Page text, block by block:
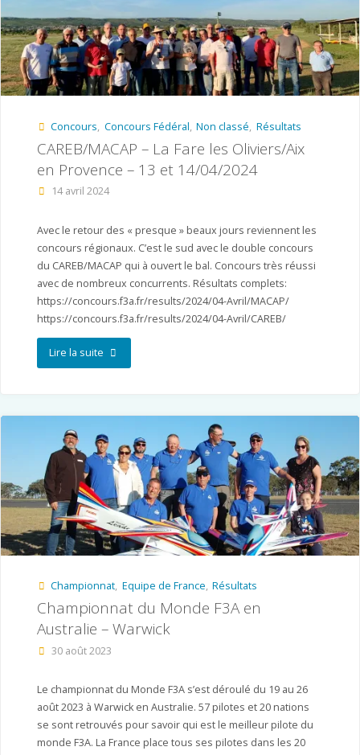
Lironville"
Concours, Concours Fédéral, Non classé, Résultats
CAREB/MACAP – La Fare les Oliviers/Aix
en Provence – 13 et 14/04/2024
14 avril 2024
Avec le retour des « presque » beaux jours reviennent les
concours régionaux. C’est le sud avec le double concours
du CAREB/MACAP qui à ouvert le bal. Concours très réussi
avec de nombreux concurrents. Résultats complets:
https://concours.f3a.fr/results/2024/04-Avril/MACAP/
https://concours.f3a.fr/results/2024/04-Avril/CAREB/
Lire la suite"CAREB/MACAP
Fare
les
Oliviers/Aix
en
Provence
–
et
Championnat, Equipe de France, Résultats
Championnat du Monde F3A en
Australie – Warwick
30 août 2023
Le championnat du Monde F3A s’est déroulé du 19 au 26
août 2023 à Warwick en Australie. 57 pilotes et 20 nations
se sont retrouvés pour savoir qui est le meilleur pilote du
monde F3A. La France place tous ses pilotes dans les 20